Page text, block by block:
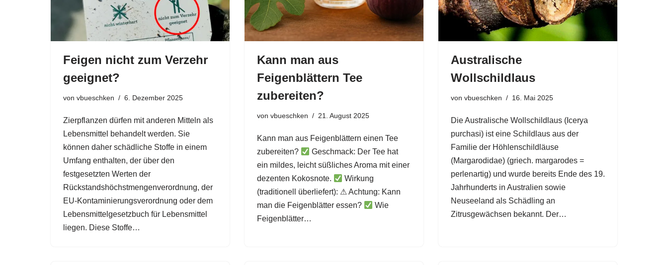
Feigen nicht zum Verzehr
geeignet?
von vbueschken 6. Dezember 2025
Zierpflanzen dürfen mit anderen Mitteln als
Lebensmittel behandelt werden. Sie
können daher schädliche Stoffe in einem
Umfang enthalten, der über den
festgesetzten Werten der
Rückstandshöchstmengenverordnung, der
EU-Kontaminierungsverordnung oder dem
Lebensmittelgesetzbuch für Lebensmittel
liegen. Diese Stoffe…
Kann man aus
Feigenblättern Tee
zubereiten?
von vbueschken 21. August 2025
Kann man aus Feigenblättern einen Tee
zubereiten?
Geschmack: Der Tee hat
ein mildes, leicht süßliches Aroma mit einer
dezenten Kokosnote.
Wirkung
(traditionell überliefert): ⚠ Achtung: Kann
man die Feigenblätter essen?
Wie
Feigenblätter…
Australische
Wollschildlaus
von vbueschken 16. Mai 2025
Die Australische Wollschildlaus (Icerya
purchasi) ist eine Schildlaus aus der
Familie der Höhlenschildläuse
(Margarodidae) (griech. margarodes =
perlenartig) und wurde bereits Ende des 19.
Jahrhunderts in Australien sowie
Neuseeland als Schädling an
Zitrusgewächsen bekannt. Der…